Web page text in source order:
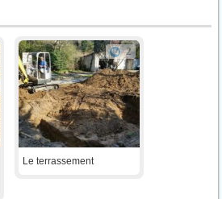
2
Le terrassement